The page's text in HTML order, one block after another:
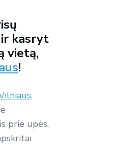
kasryt
vietą,
!
prie upės,